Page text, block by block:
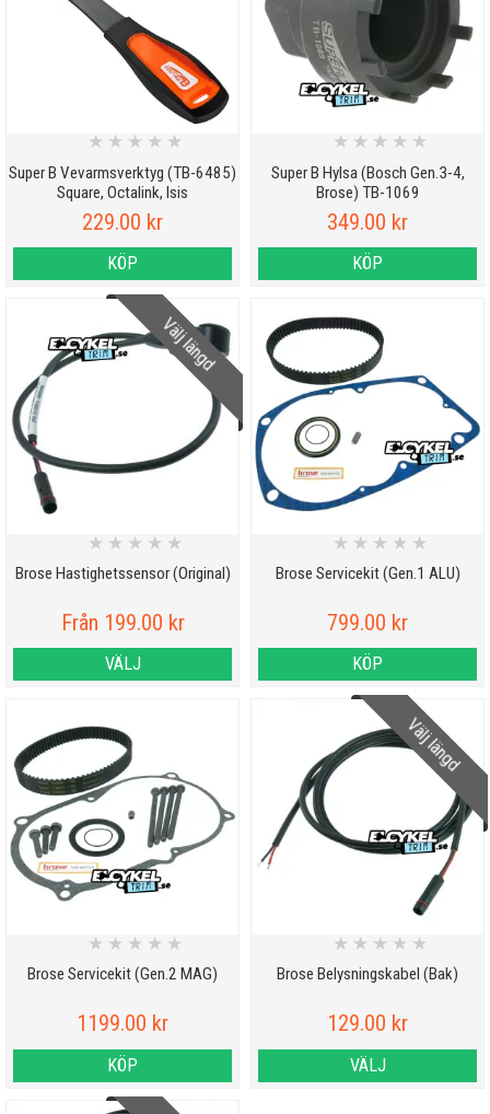
Super B Vevarmsverktyg (TB-6485)
Square, Octalink, Isis
★ ★ ★ ★ ★
229.00 kr
KÖP
Super B Hylsa (Bosch Gen.3-4,
Brose) TB-1069
★ ★ ★ ★ ★
349.00 kr
KÖP
Välj längd
Brose Hastighetssensor (Original)
★ ★ ★ ★ ★
Från 199.00 kr
VÄLJ
Brose Servicekit (Gen.1 ALU)
★ ★ ★ ★ ★
799.00 kr
KÖP
Brose Servicekit (Gen.2 MAG)
★ ★ ★ ★ ★
1199.00 kr
KÖP
Välj längd
Brose Belysningskabel (Bak)
★ ★ ★ ★ ★
129.00 kr
VÄLJ